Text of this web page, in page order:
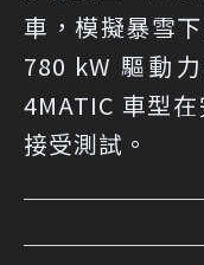
車，模擬暴雪
780 kW 驅動
4MATIC 車型
接受測試。